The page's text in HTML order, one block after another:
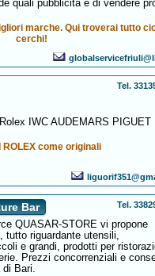
quali pubblicità e di vendere
marche. Qui troverai tutto
cerchi!
Tel.
IWC AUDEMARS PIGUET
ROLEX come originali
Bar Tel.
QUASAR-STORE vi propone
tutto riguardante utensili,
e grandi, prodotti per
Prezzi concorrenziali e
di Bari.